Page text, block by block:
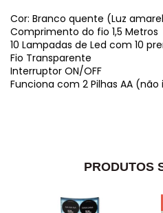
Cor: Branco quente (Luz
Comprimento do fio 1,5 Metros
10 Lampadas de Led com 10
Fio Transparente
Interruptor ON/OFF
Funciona com 2 Pilhas AA (não
PRODUTOS